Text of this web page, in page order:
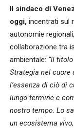
Il sindaco di
oggi, incentrati sul
autonomie
collaborazione tra
ambientale: “Il
Strategia nel cuore
l’essenza di ciò di
lungo termine e
nostro tempo. Lo
un ecosistema